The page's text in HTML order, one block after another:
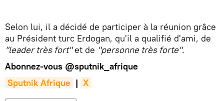
Selon lui, il a décidé de participer à la réunion grâce
au Président turc Erdogan, qu'il a qualifié d'ami, de
"leader très fort"et de "personne très forte".
Abonnez-vous @sputnik_afrique
Sputnik Afrique | X